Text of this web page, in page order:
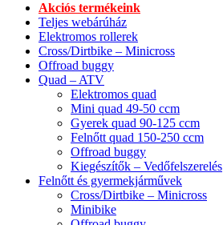
Akciós termékeink
Teljes webárúház
Elektromos rollerek
Cross/Dirtbike – Minicross
Offroad buggy
Quad – ATV
Elektromos quad
Mini quad 49-50 ccm
Gyerek quad 90-125 ccm
Felnőtt quad 150-250 ccm
Offroad buggy
Kiegészítők – Vedőfelszerelés
Felnőtt és gyermekjárművek
Cross/Dirtbike – Minicross
Minibike